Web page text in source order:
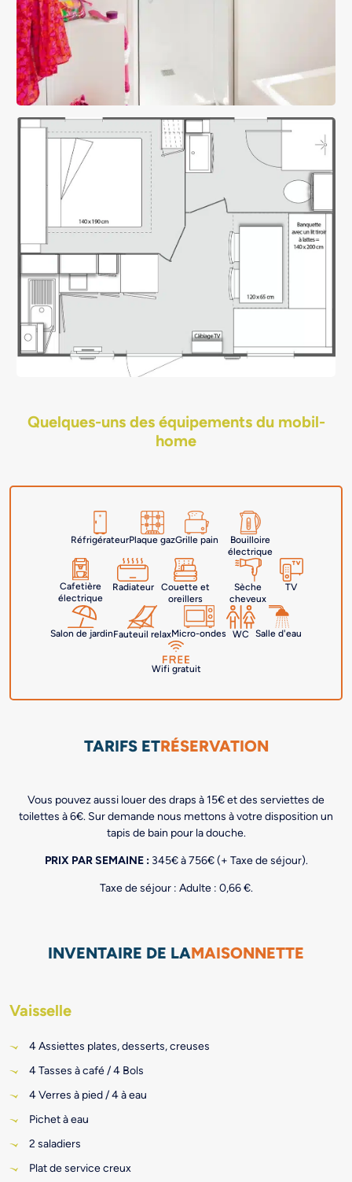
Quelques-uns des équipements du mobil-
home
RéfrigérateurPlaque gazGrille pain
Bouilloire
électrique
Cafetière
électrique
Radiateur
Couette et
oreillers
Sèche
cheveux
TV
Salon de jardinFauteuil relaxMicro-ondes WC Salle d'eau
Wifi gratuit
TARIFS ETRÉSERVATION
Vous pouvez aussi louer des draps à 15€ et des serviettes de
toilettes à 6€. Sur demande nous mettons à votre disposition un
tapis de bain pour la douche.
PRIX PAR SEMAINE :345€ à 756€ (+ Taxe de séjour).
Taxe de séjour : Adulte : 0,66 €.
INVENTAIRE DE LAMAISONNETTE
Vaisselle
4 Assiettes plates, desserts, creuses
4 Tasses à café / 4 Bols
4 Verres à pied / 4 à eau
Pichet à eau
2 saladiers
Plat de service creux